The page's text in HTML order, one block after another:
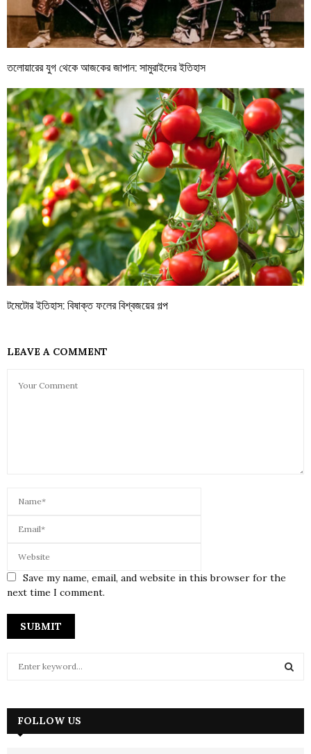
তলোয়ারের যুগ থেকে আজকের জাপান: সামুরাইদের ইতিহাস
টমেটোর ইতিহাস: বিষাক্ত ফলের বিশ্বজয়ের গল্প
LEAVE A COMMENT
Save my name, email, and website in this browser for the
next time I comment.
h
FOLLOW US